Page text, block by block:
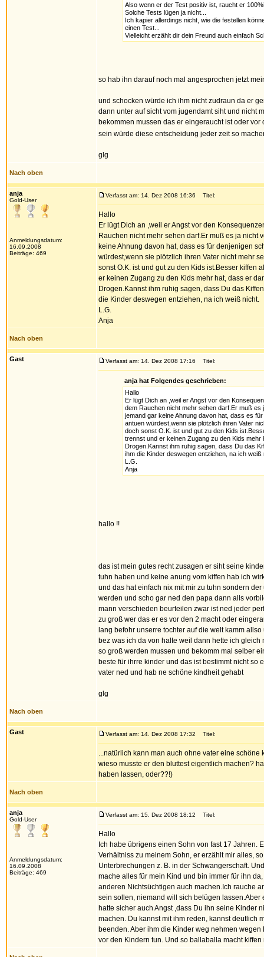
Also wenn er der Test positiv ist, raucht er
Solche Tests lügen ja nicht...
Ich kapier allerdings nicht, wie die festellen
einen Test...
Vielleicht erzählt dir dein Freund auch einfach
so hab ihn darauf noch mal angesprochen jetzt
und schocken würde ich ihm nicht zudraun da er
dann unter auf sicht vom jugendamt siht und nicht
bekommen mussen das er eingeraucht ist oder
sein würde diese entscheidung jeder zeit so
glg
Nach oben
anja
Gold-User
Anmeldungsdatum:
16.09.2008
Beiträge: 469
Verfasst am: 14. Dez 2008 16:36 Titel:
Hallo
Er lügt Dich an ,weil er Angst vor den
Rauchen nicht mehr sehen darf.Er muß es ja nicht
keine Ahnung davon hat, dass es für denjenigen
würdest,wenn sie plötzlich ihren Vater nicht mehr
sonst O.K. ist und gut zu den Kids ist.Besser kiffen
er keinen Zugang zu den Kids mehr hat, dass er
Drogen.Kannst ihm ruhig sagen, dass Du das
die Kinder deswegen entziehen, na ich weiß nicht.
L.G.
Anja
Nach oben
Gast Verfasst am: 14. Dez 2008 17:16 Titel:
anja hat Folgendes geschrieben:
Hallo
Er lügt Dich an ,weil er Angst vor den
dem Rauchen nicht mehr sehen darf.Er muß
jemand gar keine Ahnung davon hat, dass es
antuen würdest,wenn sie plötzlich ihren Vater
doch sonst O.K. ist und gut zu den Kids
trennst und er keinen Zugang zu den Kids
Drogen.Kannst ihm ruhig sagen, dass Du das
ihm die Kinder deswegen entziehen, na ich weiß
L.G.
Anja
hallo !!
das ist mein gutes recht zusagen er siht seine
tuhn haben und keine anung vom kiffen hab ich
und das hat einfach nix mit mir zu tuhn sondern
werden und scho gar ned den papa dann alls
mann verschieden beurteilen zwar ist ned jeder
zu groß wer das er es vor den 2 macht oder
lang befohr unserre tochter auf die welt kamm
bez was ich da von halte weil dann hette ich
so groß werden mussen und bekomm mal selber
beste für ihrre kinder und das ist bestimmt nicht
vater ned und hab ne schöne kindheit gehabt
glg
Nach oben
Gast Verfasst am: 14. Dez 2008 17:32 Titel:
...natürlich kann man auch ohne vater eine
wieso musste er den bluttest eigentlich machen?
haben lassen, oder??!)
Nach oben
anja
Gold-User
Anmeldungsdatum:
16.09.2008
Beiträge: 469
Verfasst am: 15. Dez 2008 18:12 Titel:
Hallo
Ich habe übrigens einen Sohn von fast 17 Jahren.
Verhältniss zu meinem Sohn, er erzählt mir alles,
Unterbrechungen z. B. in der Schwangerschaft.
mache alles für mein Kind und bin immer für ihn
anderen Nichtsüchtigen auch machen.Ich rauche
sein sollen, niemand will sich belügen
hatte sicher auch Angst ,dass Du ihn seine Kinder
machen. Du kannst mit ihm reden, kannst deutlich
beenden. Aber ihm die Kinder weg nehmen
vor den Kindern tun. Und so ballaballa macht